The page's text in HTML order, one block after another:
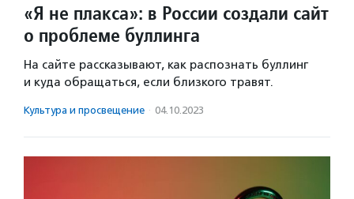
«Я не плакса»: в России создали сайт
о проблеме буллинга
На сайте рассказывают, как распознать буллинг
и куда обращаться, если близкого травят.
Культура и просвещение · 04.10.2023